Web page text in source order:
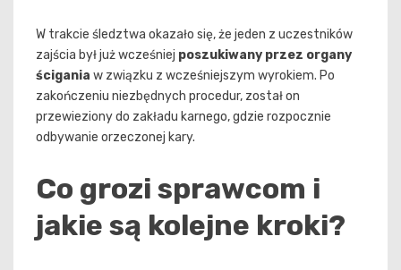
W trakcie śledztwa okazało się, że jeden z uczestników
zajścia był już wcześniej poszukiwany przez organy
ścigania w związku z wcześniejszym wyrokiem. Po
zakończeniu niezbędnych procedur, został on
przewieziony do zakładu karnego, gdzie rozpocznie
odbywanie orzeczonej kary.
Co grozi sprawcom i
jakie są kolejne kroki?